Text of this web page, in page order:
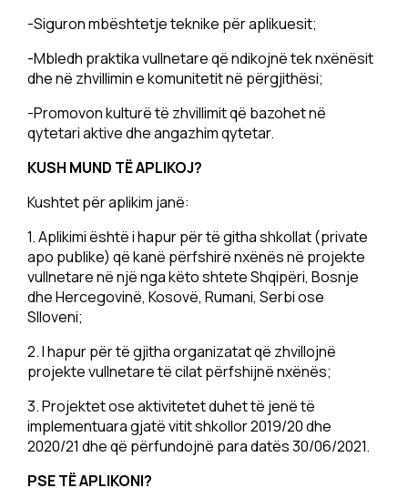
-Siguron mbështetje teknike për aplikuesit;
-Mbledh praktika vullnetare që ndikojnë tek nxënësit
dhe në zhvillimin e komunitetit në përgjithësi;
-Promovon kulturë të zhvillimit që bazohet në
qytetari aktive dhe angazhim qytetar.
KUSH MUND TË APLIKOJ?
Kushtet për aplikim janë:
1. Aplikimi është i hapur për të githa shkollat (private
apo publike) që kanë përfshirë nxënës në projekte
vullnetare në një nga këto shtete Shqipëri, Bosnje
dhe Hercegovinë, Kosovë, Rumani, Serbi ose
Slloveni;
2. I hapur për të gjitha organizatat që zhvillojnë
projekte vullnetare të cilat përfshijnë nxënës;
3. Projektet ose aktivitetet duhet të jenë të
implementuara gjatë vitit shkollor 2019/20 dhe
2020/21 dhe që përfundojnë para datës 30/06/2021.
PSE TË APLIKONI?